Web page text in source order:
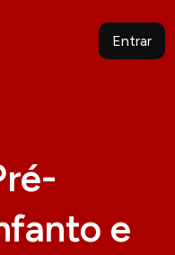
Entrar
e